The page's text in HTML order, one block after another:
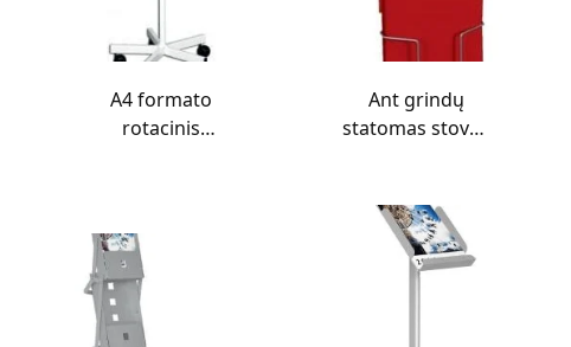
A4 formato
rotacinis
Ant grindų
statomas stovas